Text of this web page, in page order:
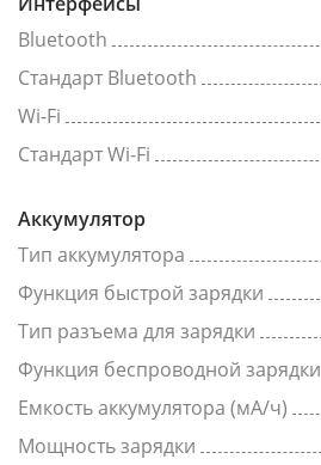
Bluetooth
Стандарт Bluetooth
Wi-Fi
Стандарт Wi-Fi
Аккумулятор
Тип аккумулятора
Функция быстрой зарядки
Тип разъема для зарядки
Функция беспроводной зарядки
Емкость аккумулятора (мА/ч)
Мощность зарядки